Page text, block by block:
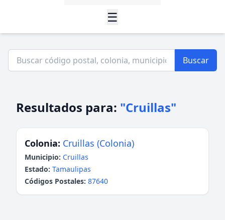
☰
Buscar
Resultados para: "Cruillas"
Colonia: Cruillas (Colonia)
Municipio: Cruillas
Estado: Tamaulipas
Códigos Postales: 87640